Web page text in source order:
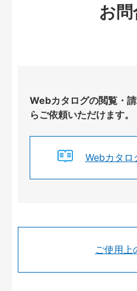
お
Webカタログの閲覧・
らご依頼いただけます。
Webカタロ
ご使用上